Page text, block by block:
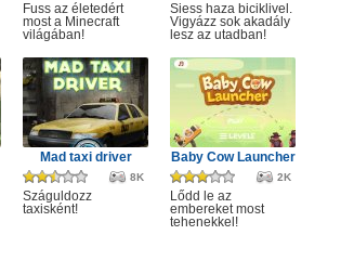
Fuss az életedért
most a Minecraft
világában!
Siess haza biciklivel.
Vigyázz sok akadály
lesz az utadban!
Mad taxi driver
8K
Száguldozz
taxisként!
Baby Cow Launcher
2K
Lődd le az
embereket most
tehenekkel!